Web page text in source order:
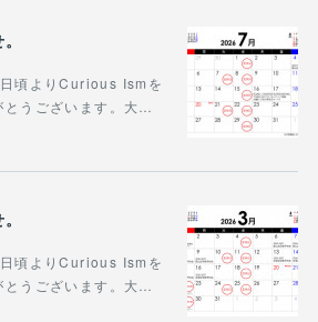
頃よりCurious Ismを
とうございます。大…
頃よりCurious Ismを
とうございます。大…